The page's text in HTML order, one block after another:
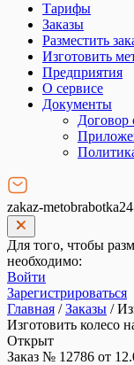
Тарифы
Заказы
Разместить
Изготовить
Предприятия
О сервисе
Документы
Договор
zakaz-
Для того, чтобы
необходимо:
Войти
Зарегистрироваться
Главная /Заказы /
Изготовить колесо
Открыт
Заказ № 12786 от